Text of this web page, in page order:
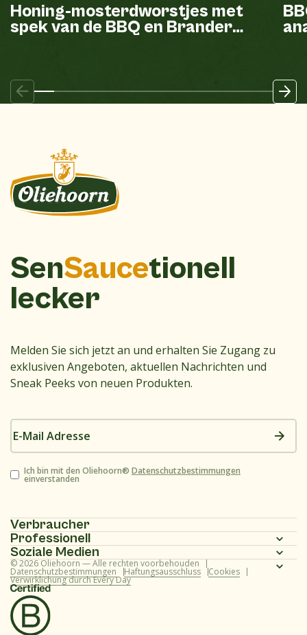
Honing-mosterdworstjes met
spek van de BBQ en Brander
SenSaucetionell
lecker
Melden Sie sich jetzt an und erhalten Sie Zugang zu
exklusiven Angeboten, aktuellen Nachrichten und
Sneak Peeks von neuen Produkten.
E-
Mail
Zustimmung
Ich bin mit den Oliehoorn® Datenschutzbestimmungen
einverstanden
Verbraucher
Homepage
Produktpalette
Rezepte
Über uns
Professionell
Homepage
Produktpalette
Rezepte
Soziale Medien
Instagram
Facebook
Youtube
© 2026 Oliehoorn — Alle rechten voorbehouden
Datenschutzbestimmungen Haftungsausschluss Cookies
Verwirklichung durch Every Day